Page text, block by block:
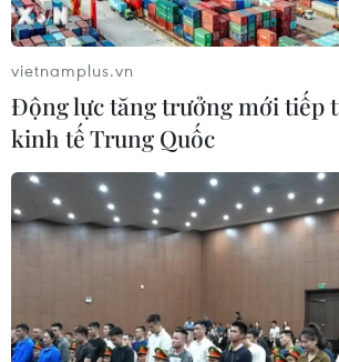
vietnamplus.vn
Động lực tăng trưởng mới tiếp
kinh tế Trung Quốc